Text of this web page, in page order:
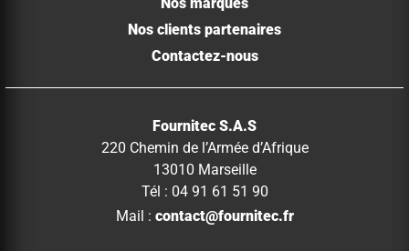
Nos clients partenaires
Contactez-nous
Fournitec S.A.S
220 Chemin de l’Armée d’Afrique
13010 Marseille
Tél : 04 91 61 51 90
Mail : contact@fournitec.fr